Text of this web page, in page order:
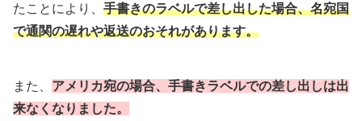
たことにより、 手書きのラベルで差し出した場合、名宛国
で通関の遅れや返送のおそれがあります。
また、 アメリカ宛の場合、手書きラベルでの差し出しは出
来なくなりました。